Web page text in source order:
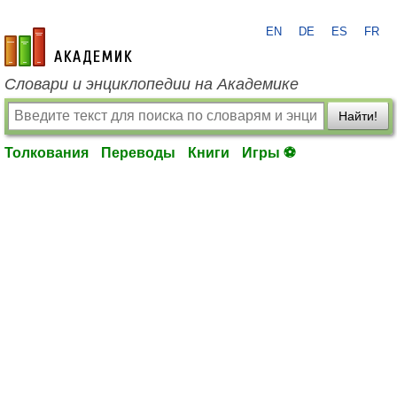
academic.ru
EN DE ES FR
Словари и энциклопедии на Академике
Найти!
Толкования Переводы Книги Игры ⚽